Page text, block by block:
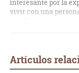
interesante por la
vivir con una
muchos prejuicios y
la naturalización
Artículos